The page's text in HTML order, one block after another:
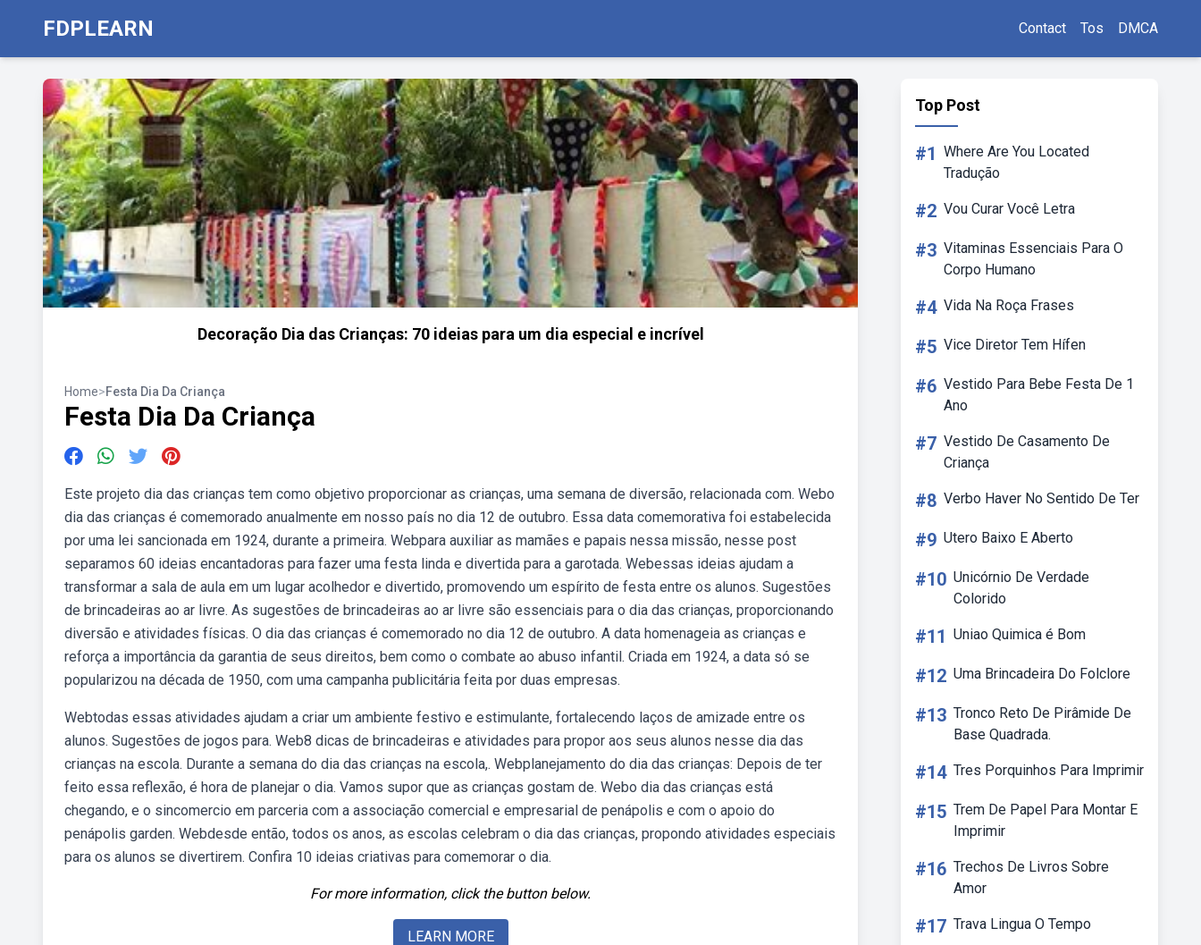
FDPLEARN Contact Tos DMCA
Decoração Dia das Crianças: 70 ideias para um dia especial e incrível
Home>Festa Dia Da Criança
Festa Dia Da Criança
Este projeto dia das crianças tem como objetivo proporcionar as crianças, uma semana de diversão, relacionada com. Webo
dia das crianças é comemorado anualmente em nosso país no dia 12 de outubro. Essa data comemorativa foi estabelecida
por uma lei sancionada em 1924, durante a primeira. Webpara auxiliar as mamães e papais nessa missão, nesse post
separamos 60 ideias encantadoras para fazer uma festa linda e divertida para a garotada. Webessas ideias ajudam a
transformar a sala de aula em um lugar acolhedor e divertido, promovendo um espírito de festa entre os alunos. Sugestões
de brincadeiras ao ar livre. As sugestões de brincadeiras ao ar livre são essenciais para o dia das crianças, proporcionando
diversão e atividades físicas. O dia das crianças é comemorado no dia 12 de outubro. A data homenageia as crianças e
reforça a importância da garantia de seus direitos, bem como o combate ao abuso infantil. Criada em 1924, a data só se
popularizou na década de 1950, com uma campanha publicitária feita por duas empresas.
Webtodas essas atividades ajudam a criar um ambiente festivo e estimulante, fortalecendo laços de amizade entre os
alunos. Sugestões de jogos para. Web8 dicas de brincadeiras e atividades para propor aos seus alunos nesse dia das
crianças na escola. Durante a semana do dia das crianças na escola,. Webplanejamento do dia das crianças: Depois de ter
feito essa reflexão, é hora de planejar o dia. Vamos supor que as crianças gostam de. Webo dia das crianças está
chegando, e o sincomercio em parceria com a associação comercial e empresarial de penápolis e com o apoio do
penápolis garden. Webdesde então, todos os anos, as escolas celebram o dia das crianças, propondo atividades especiais
para os alunos se divertirem. Confira 10 ideias criativas para comemorar o dia.
For more information, click the button below.
LEARN MORE
Top Post
#1 Where Are You Located
Tradução
#2 Vou Curar Você Letra
#3 Vitaminas Essenciais Para O
Corpo Humano
#4 Vida Na Roça Frases
#5 Vice Diretor Tem Hífen
#6 Vestido Para Bebe Festa De 1
Ano
#7 Vestido De Casamento De
Criança
#8 Verbo Haver No Sentido De Ter
#9 Utero Baixo E Aberto
#10 Unicórnio De Verdade
Colorido
#11 Uniao Quimica é Bom
#12 Uma Brincadeira Do Folclore
#13 Tronco Reto De Pirâmide De
Base Quadrada.
#14 Tres Porquinhos Para Imprimir
#15 Trem De Papel Para Montar E
Imprimir
#16 Trechos De Livros Sobre
Amor
#17 Trava Lingua O Tempo